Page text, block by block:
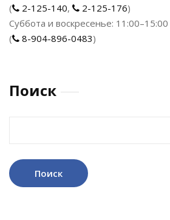
(
2-125-140, 2-125-176)
Суббота и воскресенье: 11:00–15:00
(
8-904-896-0483)
Поиск